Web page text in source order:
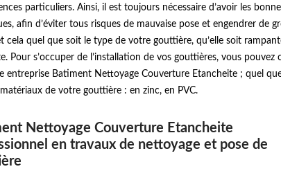
particuliers. Ainsi, il est toujours nécessaire d’avoir les
afin d’éviter tous risques de mauvaise pose et engendrer de
cela quel que soit le type de votre gouttière, qu’elle soit
Pour s’occuper de l’installation de vos gouttières, vous pouvez
entreprise Batiment Nettoyage Couverture Etancheite ; quel
de votre gouttière : en zinc, en PVC.
Nettoyage Couverture Etancheite
en travaux de nettoyage et pose de